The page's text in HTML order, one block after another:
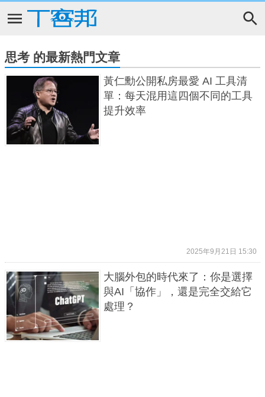
思考 的最新熱門文章
黃仁勳公開私房最愛 AI 工具清
單：每天混用這四個不同的工具
提升效率
2025年9月21日 15:30
大腦外包的時代來了：你是選擇
與AI「協作」，還是完全交給它
處理？